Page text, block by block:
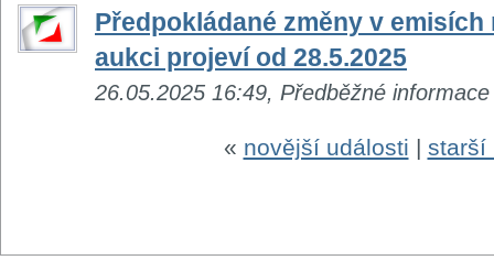
Předpokládané změny v emisích
aukci projeví od 28.5.2025
26.05.2025 16:49, Předběžné informace
« novější události | starší